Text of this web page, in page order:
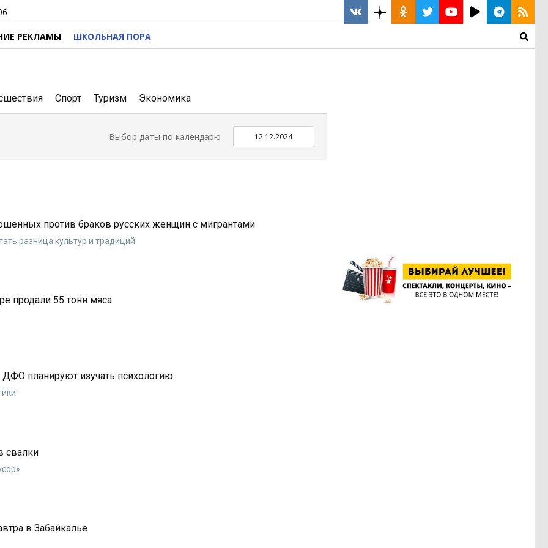
РЕКЛАМЫ ШКОЛЬНАЯ ПОРА
Спорт Туризм Экономика
Выбор даты по календарю
против браков русских женщин с мигрантами
разница культур и традиций
продали 55 тонн мяса
ДФО планируют изучать психологию
свалки
в Забайкалье